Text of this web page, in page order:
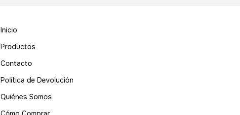
Inicio
Productos
Contacto
Política de Devolución
Quiénes Somos